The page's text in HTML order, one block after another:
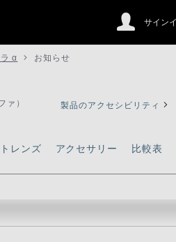
サイン
α お知らせ
ァ） 製品のアクセシビリティ
レンズ アクセサリー 比較表